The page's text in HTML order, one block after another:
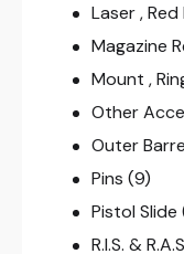
Laser ,
Magazine
Mount ,
Other
Outer
Pins (9)
Pistol Slide
R.I.S. &